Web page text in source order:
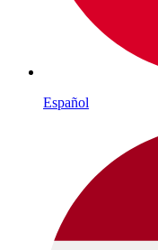
Español